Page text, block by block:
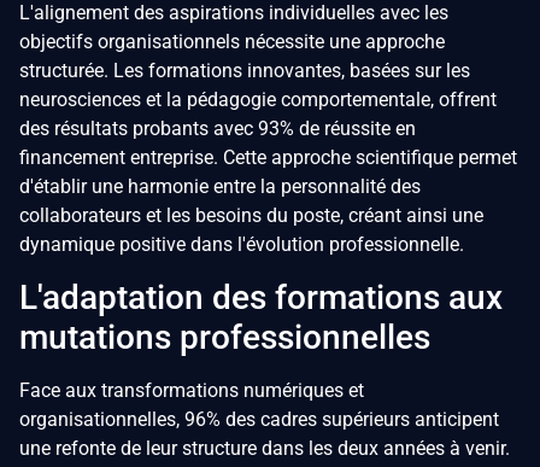
L'alignement des aspirations individuelles avec les
objectifs organisationnels nécessite une approche
structurée. Les formations innovantes, basées sur les
neurosciences et la pédagogie comportementale, offrent
des résultats probants avec 93% de réussite en
financement entreprise. Cette approche scientifique permet
d'établir une harmonie entre la personnalité des
collaborateurs et les besoins du poste, créant ainsi une
dynamique positive dans l'évolution professionnelle.
L'adaptation des formations aux
mutations professionnelles
Face aux transformations numériques et
organisationnelles, 96% des cadres supérieurs anticipent
une refonte de leur structure dans les deux années à venir.